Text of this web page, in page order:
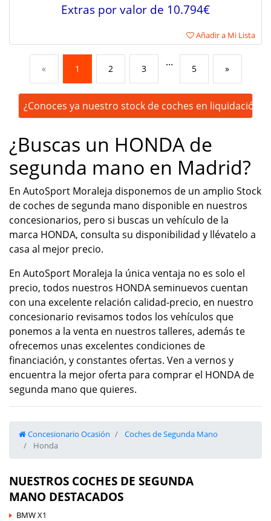
Extras por valor de 10.794€
Añadir a Mi Lista
« 1 2 3
...
5 »
¿Conoces ya nuestro stock de coches en liquidación?
¿Buscas un HONDA de
segunda mano en Madrid?
En AutoSport Moraleja disponemos de un amplio Stock
de coches de segunda mano disponible en nuestros
concesionarios, pero si buscas un vehículo de la
marca HONDA, consulta su disponibilidad y llévatelo a
casa al mejor precio.
En AutoSport Moraleja la única ventaja no es solo el
precio, todos nuestros HONDA seminuevos cuentan
con una excelente relación calidad-precio, en nuestro
concesionario revisamos todos los vehículos que
ponemos a la venta en nuestros talleres, además te
ofrecemos unas excelentes condiciones de
financiación, y constantes ofertas. Ven a vernos y
encuentra la mejor oferta para comprar el HONDA de
segunda mano que quieres.
Concesionario Ocasión
Coches de Segunda Mano
Honda
NUESTROS COCHES DE SEGUNDA
MANO DESTACADOS
BMW X1